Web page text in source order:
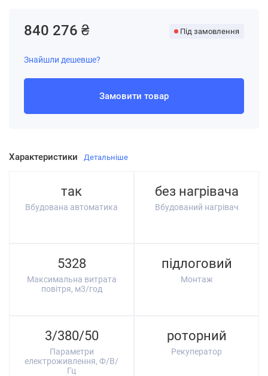
Характеристики Детальніше
так
Вбудована автоматика
без нагрівача
Вбудований нагрівач
5328
Максимальна витрата
повітря, м3/год
підлоговий
Монтаж
3/380/50
Параметри
електроживлення, Ф/В/
Гц
роторний
Рекуператор
840 276 ₴ Під замовлення
Знайшли дешевше?
Замовити товар